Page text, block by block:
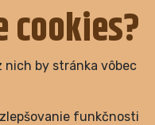
cookies?
nich by stránka vôbec
funkčnosti